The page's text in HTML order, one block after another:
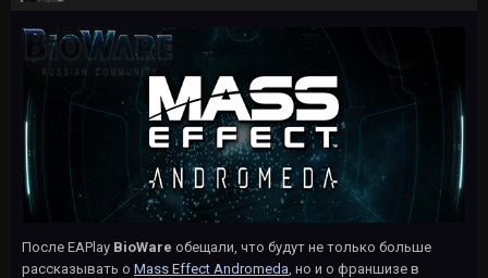
После EAPlay BioWare обещали, что будут не только больше
рассказывать о Mass Effect Andromeda, но и о франшизе в